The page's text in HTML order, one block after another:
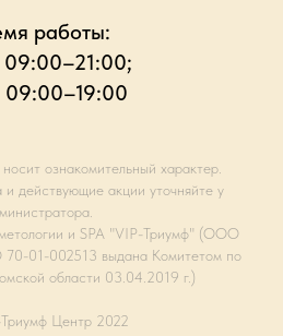
работы:
09:00–21:00;
09:00–19:00
ознакомительный характер.
действующие акции уточняйте у
и SPA "VIP-Триумф" (ООО
01-002513 выдана Комитетом по
области 03.04.2019 г.)
Центр 2022